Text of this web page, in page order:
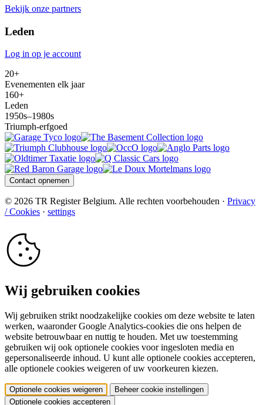
Bekijk onze partners
Leden
Log in op je account
20+
Evenementen elk jaar
160+
Leden
1950s–1980s
Triumph-erfgoed
Contact opnemen
© 2026 TR Register Belgium. Alle rechten voorbehouden · Privacy
/ Cookies · settings
Wij gebruiken cookies
Wij gebruiken strikt noodzakelijke cookies om deze website te laten
werken, waaronder Google Analytics-cookies die ons helpen de
website betrouwbaar en nuttig te houden. Met uw toestemming
gebruiken wij ook optionele cookies voor ingesloten media en
gepersonaliseerde inhoud. U kunt alle optionele cookies accepteren,
alle optionele cookies weigeren of uw voorkeuren kiezen.
Optionele cookies weigeren
Beheer cookie instellingen
Optionele cookies accepteren